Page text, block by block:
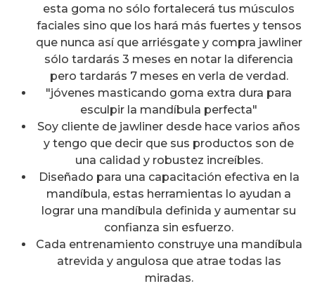
esta goma no sólo fortalecerá tus músculos
faciales sino que los hará más fuertes y tensos
que nunca así que arriésgate y compra jawliner
sólo tardarás 3 meses en notar la diferencia
pero tardarás 7 meses en verla de verdad.
"jóvenes masticando goma extra dura para
esculpir la mandíbula perfecta"
Soy cliente de jawliner desde hace varios años
y tengo que decir que sus productos son de
una calidad y robustez increíbles.
Diseñado para una capacitación efectiva en la
mandíbula, estas herramientas lo ayudan a
lograr una mandíbula definida y aumentar su
confianza sin esfuerzo.
Cada entrenamiento construye una mandíbula
atrevida y angulosa que atrae todas las
miradas.